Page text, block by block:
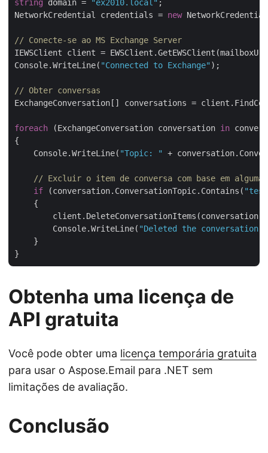
string domain = "ex2010.local" ;
NetworkCredential credentials = new
// Conecte-se ao MS Exchange Server
IEWSClient client =
Console.WriteLine( "Connected to Exchange" );
// Obter conversas
ExchangeConversation[] conversations =
foreach (ExchangeConversation conversation in
{
    Console.WriteLine(
"Topic: " +
// Excluir o item de conversa com base em alguma
if (conversation.ConversationTopic.Contains(
    {
        Console.WriteLine(
"Deleted the conversation
    }
Obtenha uma licença de
API gratuita
Você pode obter uma licença temporária gratuita
para usar o Aspose.Email para .NET sem
limitações de avaliação.
Conclusão